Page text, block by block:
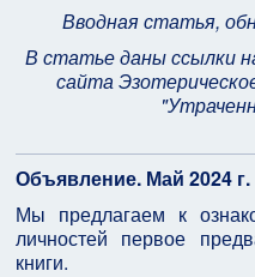
Вводная статья,
В статье даны ссылки
сайта
Объявление. Май 2024 г.
Мы предлагаем к
личностей первое
книги.